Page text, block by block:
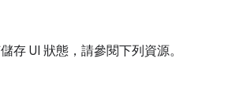
存 UI 狀態，請參閱下列資源。